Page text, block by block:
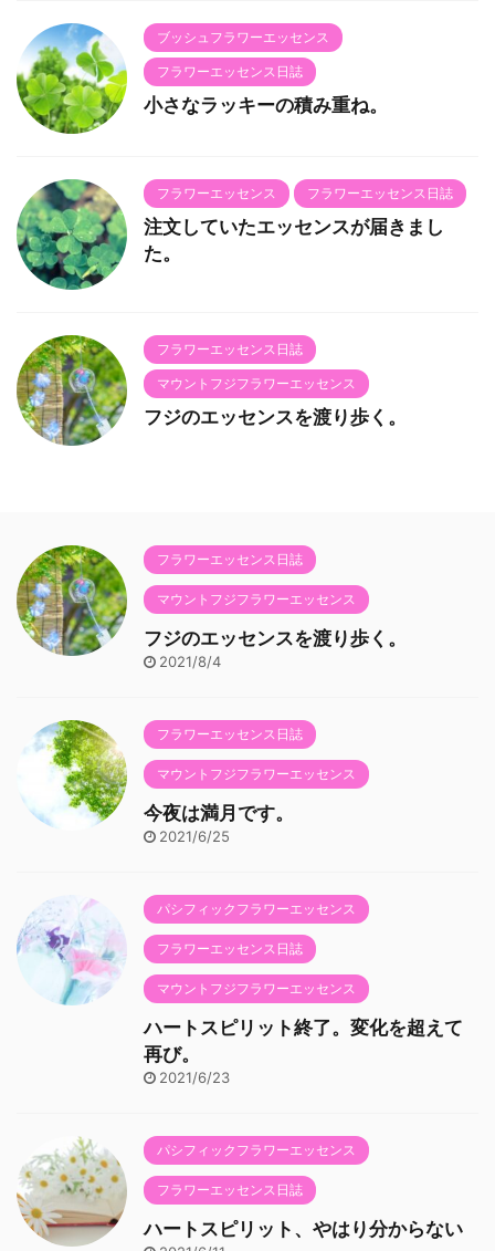
ブッシュフラワーエッセンス
フラワーエッセンス日誌
小さなラッキーの積み重ね。
フラワーエッセンス フラワーエッセンス日誌
注文していたエッセンスが届きまし
た。
フラワーエッセンス日誌
マウントフジフラワーエッセンス
フジのエッセンスを渡り歩く。
フラワーエッセンス日誌
マウントフジフラワーエッセンス
フジのエッセンスを渡り歩く。
2021/8/4
フラワーエッセンス日誌
マウントフジフラワーエッセンス
今夜は満月です。
2021/6/25
パシフィックフラワーエッセンス
フラワーエッセンス日誌
マウントフジフラワーエッセンス
ハートスピリット終了。変化を超えて
再び。
2021/6/23
パシフィックフラワーエッセンス
フラワーエッセンス日誌
ハートスピリット、やはり分からない